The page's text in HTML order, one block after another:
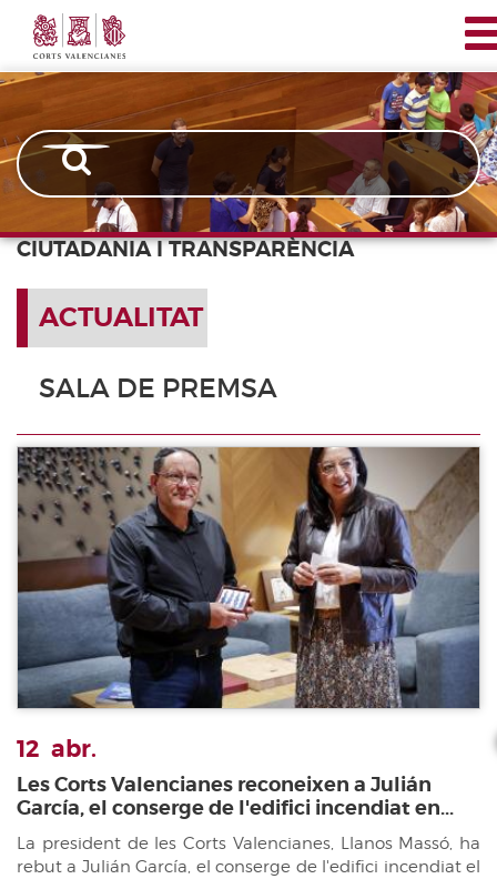
contingut
Corts
Valencianes
CIUTADANIA I TRANSPARÈNCIA
ACTUALITAT
SALA DE PREMSA
12 abr.
Les Corts Valencianes reconeixen a Julián
García, el conserge de l'edifici incendiat en...
La president de les Corts Valencianes, Llanos Massó, ha
rebut a Julián García, el conserge de l'edifici incendiat el